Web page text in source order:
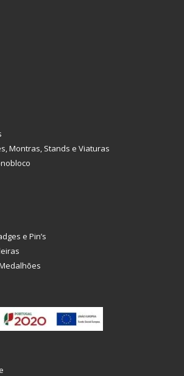
Montras, Stands e Viaturas
e Pin’s